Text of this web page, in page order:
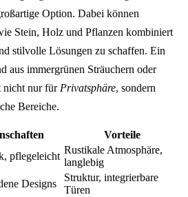
Option. Dabei können
Stein, Holz und Pflanzen kombiniert
stilvolle Lösungen zu schaffen. Ein
aus immergrünen Sträuchern oder
nicht nur fürPrivatsphäre, sondern
Bereiche.
Vorteile
pflegeleicht
Rustikale Atmosphäre,
langlebig
Designs
Struktur, integrierbare
Türen